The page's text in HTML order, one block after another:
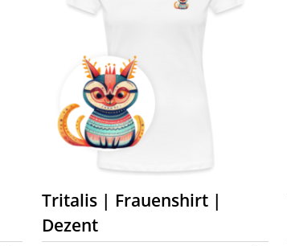
Tritalis | Frauenshirt |
Dezent